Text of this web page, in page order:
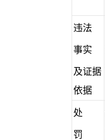
违法
事实
及证据
依据
处
罚